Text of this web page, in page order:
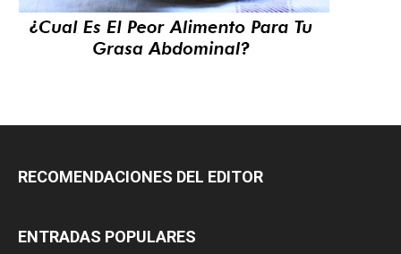
RECOMENDACIONES DEL EDITOR
ENTRADAS POPULARES